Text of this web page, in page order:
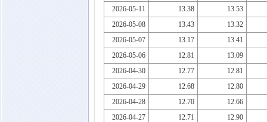
2026-05-11
13.38
13.53
2026-05-08
13.43
13.32
2026-05-07
13.17
13.41
2026-05-06
12.81
13.09
2026-04-30
12.77
12.81
2026-04-29
12.68
12.80
2026-04-28
12.70
12.66
2026-04-27
12.71
12.90